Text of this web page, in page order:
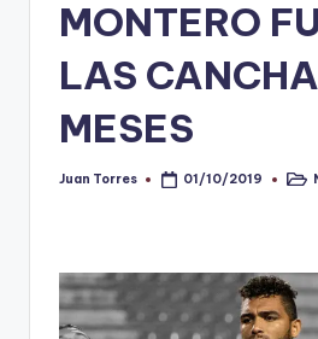
V
o
MONTERO
LAS
MESES
Publicado
Juan Torres 01/10/2019